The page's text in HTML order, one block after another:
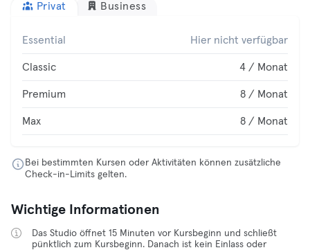
Privat Business
Essential Hier nicht verfügbar
Classic 4 / Monat
Premium 8 / Monat
Max 8 / Monat
Bei bestimmten Kursen oder Aktivitäten können zusätzliche
Check-in-Limits gelten.
Wichtige Informationen
Das Studio öffnet 15 Minuten vor Kursbeginn und schließt
pünktlich zum Kursbeginn. Danach ist kein Einlass oder